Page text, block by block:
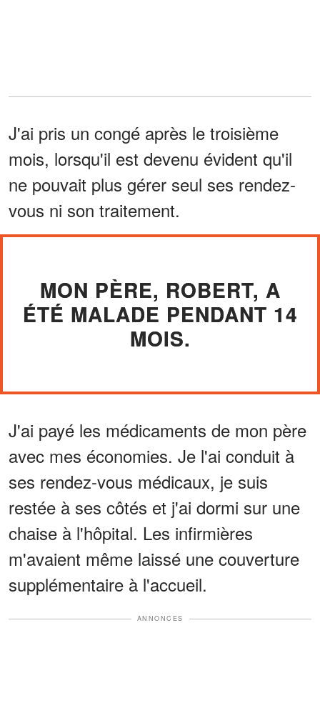
J'ai pris un congé après le troisième
mois, lorsqu'il est devenu évident qu'il
ne pouvait plus gérer seul ses rendez-
vous ni son traitement.
MON PÈRE, ROBERT, A
ÉTÉ MALADE PENDANT 14
MOIS.
J'ai payé les médicaments de mon père
avec mes économies. Je l'ai conduit à
ses rendez-vous médicaux, je suis
restée à ses côtés et j'ai dormi sur une
chaise à l'hôpital. Les infirmières
m'avaient même laissé une couverture
supplémentaire à l'accueil.
ANNONCES